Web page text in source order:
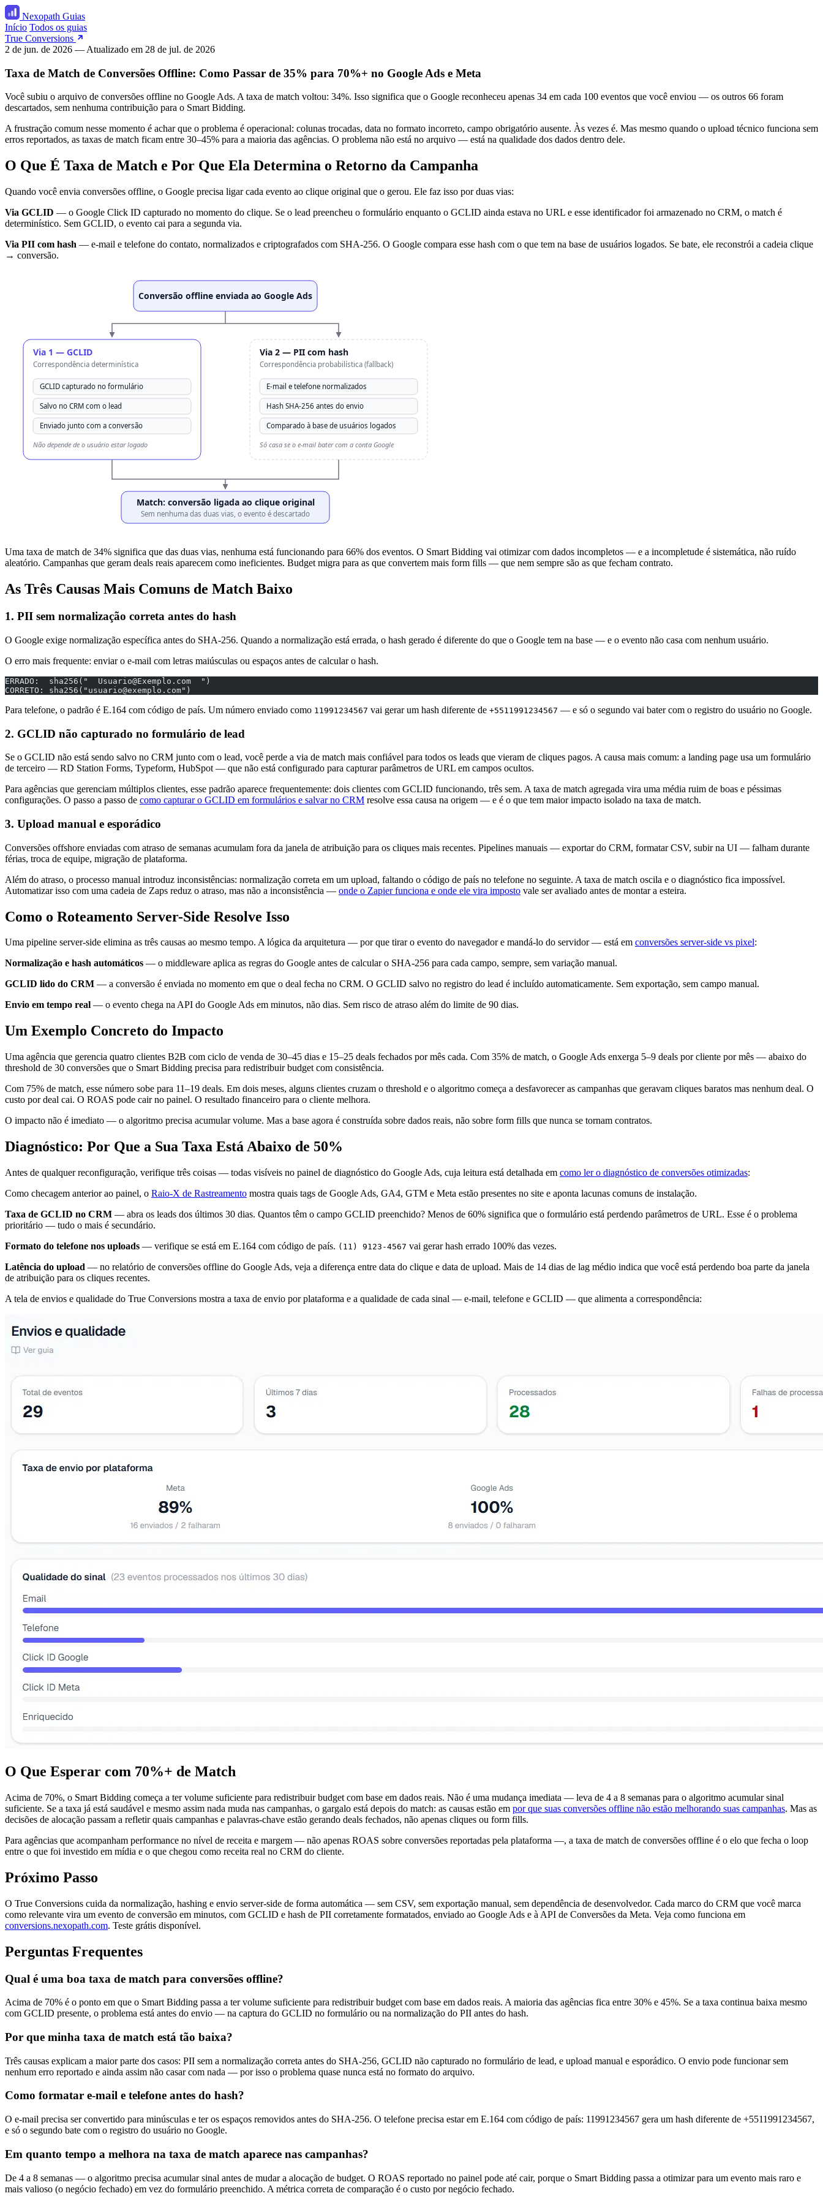
Nexopath Guias
Início Todos os guias
True Conversions
2 de jun. de 2026 — Atualizado em 28 de jul. de 2026
Taxa de Match de Conversões Offline: Como Passar de 35% para 70%+ no Google Ads e Meta
Você subiu o arquivo de conversões offline no Google Ads. A taxa de match voltou: 34%. Isso significa que o Google reconheceu apenas 34 em cada 100 eventos que você enviou — os outros 66 foram
descartados, sem nenhuma contribuição para o Smart Bidding.
A frustração comum nesse momento é achar que o problema é operacional: colunas trocadas, data no formato incorreto, campo obrigatório ausente. Às vezes é. Mas mesmo quando o upload técnico funciona sem
erros reportados, as taxas de match ficam entre 30–45% para a maioria das agências. O problema não está no arquivo — está na qualidade dos dados dentro dele.
O Que É Taxa de Match e Por Que Ela Determina o Retorno da Campanha
Quando você envia conversões offline, o Google precisa ligar cada evento ao clique original que o gerou. Ele faz isso por duas vias:
Via GCLID — o Google Click ID capturado no momento do clique. Se o lead preencheu o formulário enquanto o GCLID ainda estava no URL e esse identificador foi armazenado no CRM, o match é
determinístico. Sem GCLID, o evento cai para a segunda via.
Via PII com hash — e-mail e telefone do contato, normalizados e criptografados com SHA-256. O Google compara esse hash com o que tem na base de usuários logados. Se bate, ele reconstrói a cadeia clique
→ conversão.
Uma taxa de match de 34% significa que das duas vias, nenhuma está funcionando para 66% dos eventos. O Smart Bidding vai otimizar com dados incompletos — e a incompletude é sistemática, não ruído
aleatório. Campanhas que geram deals reais aparecem como ineficientes. Budget migra para as que convertem mais form fills — que nem sempre são as que fecham contrato.
As Três Causas Mais Comuns de Match Baixo
1. PII sem normalização correta antes do hash
O Google exige normalização específica antes do SHA-256. Quando a normalização está errada, o hash gerado é diferente do que o Google tem na base — e o evento não casa com nenhum usuário.
O erro mais frequente: enviar o e-mail com letras maiúsculas ou espaços antes de calcular o hash.
ERRADO:  sha256(" Usuario@Exemplo.com
  ")
CORRETO: sha256(" usuario@exemplo.com")
Para telefone, o padrão é E.164 com código de país. Um número enviado como 11991234567 vai gerar um hash diferente de +5511991234567 — e só o segundo vai bater com o registro do usuário no Google.
2. GCLID não capturado no formulário de lead
Se o GCLID não está sendo salvo no CRM junto com o lead, você perde a via de match mais confiável para todos os leads que vieram de cliques pagos. A causa mais comum: a landing page usa um formulário
de terceiro — RD Station Forms, Typeform, HubSpot — que não está configurado para capturar parâmetros de URL em campos ocultos.
Para agências que gerenciam múltiplos clientes, esse padrão aparece frequentemente: dois clientes com GCLID funcionando, três sem. A taxa de match agregada vira uma média ruim de boas e péssimas
configurações. O passo a passo de como capturar o GCLID em formulários e salvar no CRM resolve essa causa na origem — e é o que tem maior impacto isolado na taxa de match.
3. Upload manual e esporádico
Conversões offshore enviadas com atraso de semanas acumulam fora da janela de atribuição para os cliques mais recentes. Pipelines manuais — exportar do CRM, formatar CSV, subir na UI — falham durante
férias, troca de equipe, migração de plataforma.
Além do atraso, o processo manual introduz inconsistências: normalização correta em um upload, faltando o código de país no telefone no seguinte. A taxa de match oscila e o diagnóstico fica impossível.
Automatizar isso com uma cadeia de Zaps reduz o atraso, mas não a inconsistência — onde o Zapier funciona e onde ele vira imposto vale ser avaliado antes de montar a esteira.
Como o Roteamento Server-Side Resolve Isso
Uma pipeline server-side elimina as três causas ao mesmo tempo. A lógica da arquitetura — por que tirar o evento do navegador e mandá-lo do servidor — está em conversões server-side vs pixel:
Normalização e hash automáticos — o middleware aplica as regras do Google antes de calcular o SHA-256 para cada campo, sempre, sem variação manual.
GCLID lido do CRM — a conversão é enviada no momento em que o deal fecha no CRM. O GCLID salvo no registro do lead é incluído automaticamente. Sem exportação, sem campo manual.
Envio em tempo real — o evento chega na API do Google Ads em minutos, não dias. Sem risco de atraso além do limite de 90 dias.
Um Exemplo Concreto do Impacto
Uma agência que gerencia quatro clientes B2B com ciclo de venda de 30–45 dias e 15–25 deals fechados por mês cada. Com 35% de match, o Google Ads enxerga 5–9 deals por cliente por mês — abaixo do
threshold de 30 conversões que o Smart Bidding precisa para redistribuir budget com consistência.
Com 75% de match, esse número sobe para 11–19 deals. Em dois meses, alguns clientes cruzam o threshold e o algoritmo começa a desfavorecer as campanhas que geravam cliques baratos mas nenhum deal. O
custo por deal cai. O ROAS pode cair no painel. O resultado financeiro para o cliente melhora.
O impacto não é imediato — o algoritmo precisa acumular volume. Mas a base agora é construída sobre dados reais, não sobre form fills que nunca se tornam contratos.
Diagnóstico: Por Que a Sua Taxa Está Abaixo de 50%
Antes de qualquer reconfiguração, verifique três coisas — todas visíveis no painel de diagnóstico do Google Ads, cuja leitura está detalhada em como ler o diagnóstico de conversões otimizadas:
Como checagem anterior ao painel, o Raio-X de Rastreamento mostra quais tags de Google Ads, GA4, GTM e Meta estão presentes no site e aponta lacunas comuns de instalação.
Taxa de GCLID no CRM — abra os leads dos últimos 30 dias. Quantos têm o campo GCLID preenchido? Menos de 60% significa que o formulário está perdendo parâmetros de URL. Esse é o problema
prioritário — tudo o mais é secundário.
Formato do telefone nos uploads — verifique se está em E.164 com código de país. (11) 9123-4567 vai gerar hash errado 100% das vezes.
Latência do upload — no relatório de conversões offline do Google Ads, veja a diferença entre data do clique e data de upload. Mais de 14 dias de lag médio indica que você está perdendo boa parte da janela
de atribuição para os cliques recentes.
A tela de envios e qualidade do True Conversions mostra a taxa de envio por plataforma e a qualidade de cada sinal — e-mail, telefone e GCLID — que alimenta a correspondência:
O Que Esperar com 70%+ de Match
Acima de 70%, o Smart Bidding começa a ter volume suficiente para redistribuir budget com base em dados reais. Não é uma mudança imediata — leva de 4 a 8 semanas para o algoritmo acumular sinal
suficiente. Se a taxa já está saudável e mesmo assim nada muda nas campanhas, o gargalo está depois do match: as causas estão em por que suas conversões offline não estão melhorando suas campanhas. Mas as
decisões de alocação passam a refletir quais campanhas e palavras-chave estão gerando deals fechados, não apenas cliques ou form fills.
Para agências que acompanham performance no nível de receita e margem — não apenas ROAS sobre conversões reportadas pela plataforma —, a taxa de match de conversões offline é o elo que fecha o loop
entre o que foi investido em mídia e o que chegou como receita real no CRM do cliente.
Próximo Passo
O True Conversions cuida da normalização, hashing e envio server-side de forma automática — sem CSV, sem exportação manual, sem dependência de desenvolvedor. Cada marco do CRM que você marca
como relevante vira um evento de conversão em minutos, com GCLID e hash de PII corretamente formatados, enviado ao Google Ads e à API de Conversões da Meta. Veja como funciona em
conversions.nexopath.com. Teste grátis disponível.
Perguntas Frequentes
Qual é uma boa taxa de match para conversões offline?
Acima de 70% é o ponto em que o Smart Bidding passa a ter volume suficiente para redistribuir budget com base em dados reais. A maioria das agências fica entre 30% e 45%. Se a taxa continua baixa mesmo
com GCLID presente, o problema está antes do envio — na captura do GCLID no formulário ou na normalização do PII antes do hash.
Por que minha taxa de match está tão baixa?
Três causas explicam a maior parte dos casos: PII sem a normalização correta antes do SHA-256, GCLID não capturado no formulário de lead, e upload manual e esporádico. O envio pode funcionar sem
nenhum erro reportado e ainda assim não casar com nada — por isso o problema quase nunca está no formato do arquivo.
Como formatar e-mail e telefone antes do hash?
O e-mail precisa ser convertido para minúsculas e ter os espaços removidos antes do SHA-256. O telefone precisa estar em E.164 com código de país: 11991234567 gera um hash diferente de +5511991234567,
e só o segundo bate com o registro do usuário no Google.
Em quanto tempo a melhora na taxa de match aparece nas campanhas?
De 4 a 8 semanas — o algoritmo precisa acumular sinal antes de mudar a alocação de budget. O ROAS reportado no painel pode até cair, porque o Smart Bidding passa a otimizar para um evento mais raro e
mais valioso (o negócio fechado) em vez do formulário preenchido. A métrica correta de comparação é o custo por negócio fechado.